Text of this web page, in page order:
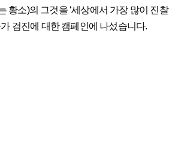
황소)의 그것을 ‘세상에서 가장 많이 진찰
검진에 대한 캠페인에 나섰습니다.